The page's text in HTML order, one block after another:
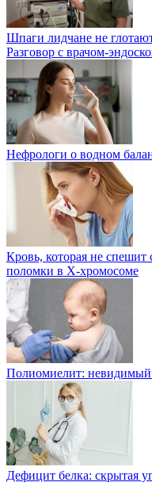
Шпаги лидчане не
Разговор с врачом-
Нефрологи о водном
Кровь, которая не спешит
поломки в Х-хромосоме
Полиомиелит: невидимый
Дефицит белка: скрытая